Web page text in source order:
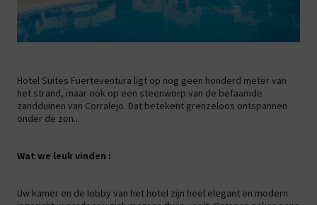
Hotel Suites Fuerteventura ligt op nog geen honderd meter van
het strand, maar ook op een steenworp van de befaamde
zandduinen van Corralejo. Dat betekent grenzeloos ontspannen
onder de zon...
Wat we leuk vinden :
Uw kamer en de lobby van het hotel zijn heel elegant en modern